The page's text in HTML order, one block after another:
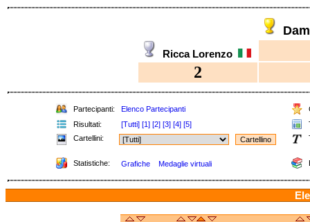
Ricca Lorenzo
2
Partecipanti: Elenco Partecipanti
Risultati:
[Tutti] [1] [2] [3] [4] [5]
Cartellini:
Statistiche: Grafiche Medaglie virtuali